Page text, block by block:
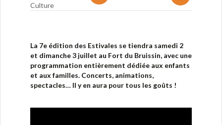
Culture
La 7e édition des Estivales se tiendra samedi 2
et dimanche 3 juillet au Fort du Bruissin, avec une
programmation entièrement dédiée aux enfants
et aux familles. Concerts, animations,
spectacles… Il y en aura pour tous les goûts !